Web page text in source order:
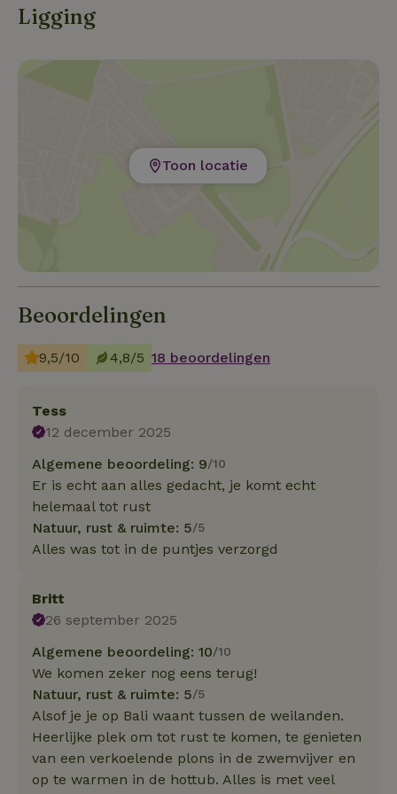
Ligging
Toon locatie
Beoordelingen
9,5/10 4,8/5 18 beoordelingen
Tess
12 december 2025
Algemene beoordeling: 9/10
Er is echt aan alles gedacht, je komt echt
helemaal tot rust
Natuur, rust & ruimte: 5/5
Alles was tot in de puntjes verzorgd
Britt
26 september 2025
Algemene beoordeling: 10/10
We komen zeker nog eens terug!
Natuur, rust & ruimte: 5/5
Alsof je je op Bali waant tussen de weilanden.
Heerlijke plek om tot rust te komen, te genieten
van een verkoelende plons in de zwemvijver en
op te warmen in de hottub. Alles is met veel